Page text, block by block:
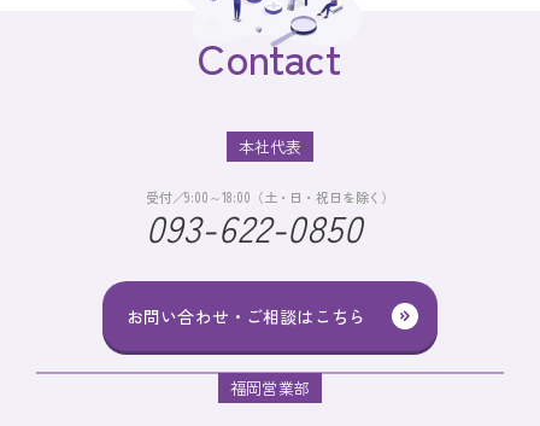
Contact
お問い合わせ・ご相談はこちら
本社代表
受付／9:00～18:00（土・日・祝日を除く）
093-622-0850
福岡営業部